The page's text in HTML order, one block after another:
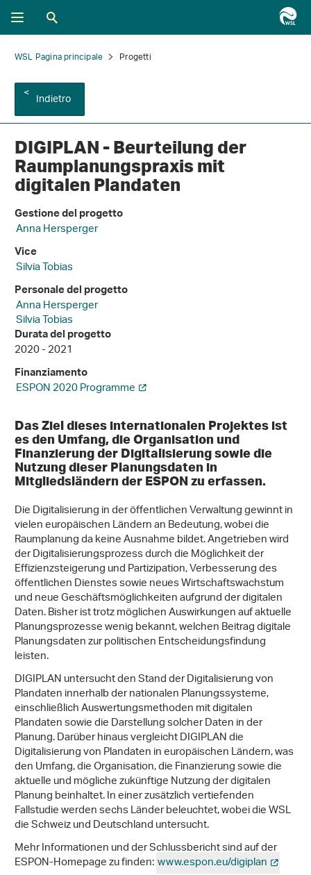
WSL Pagina principale Progetti
Indietro
DIGIPLAN - Beurteilung der
Raumplanungspraxis mit
digitalen Plandaten
Gestione del progetto
Anna Hersperger
Vice
Silvia Tobias
Personale del progetto
Anna Hersperger
Silvia Tobias
Durata del progetto
2020 - 2021
Finanziamento
ESPON 2020 Programme
Das Ziel dieses internationalen Projektes ist
es den Umfang, die Organisation und
Finanzierung der Digitalisierung sowie die
Nutzung dieser Planungsdaten in
Mitgliedsländern der ESPON zu erfassen.
Die Digitalisierung in der öffentlichen Verwaltung gewinnt in
vielen europäischen Ländern an Bedeutung, wobei die
Raumplanung da keine Ausnahme bildet. Angetrieben wird
der Digitalisierungsprozess durch die Möglichkeit der
Effizienzsteigerung und Partizipation, Verbesserung des
öffentlichen Dienstes sowie neues Wirtschaftswachstum
und neue Geschäftsmöglichkeiten aufgrund der digitalen
Daten. Bisher ist trotz möglichen Auswirkungen auf aktuelle
Planungsprozesse wenig bekannt, welchen Beitrag digitale
Planungsdaten zur politischen Entscheidungsfindung
leisten.
DIGIPLAN untersucht den Stand der Digitalisierung von
Plandaten innerhalb der nationalen Planungssysteme,
einschließlich Auswertungsmethoden mit digitalen
Plandaten sowie die Darstellung solcher Daten in der
Planung. Darüber hinaus vergleicht DIGIPLAN die
Digitalisierung von Plandaten in europäischen Ländern, was
den Umfang, die Organisation, die Finanzierung sowie die
aktuelle und mögliche zukünftige Nutzung der digitalen
Planung beinhaltet. In einer zusätzlich vertiefenden
Fallstudie werden sechs Länder beleuchtet, wobei die WSL
die Schweiz und Deutschland untersucht.
Mehr Informationen und der Schlussbericht sind auf der
ESPON-Homepage zu finden:www.espon.eu/digiplan